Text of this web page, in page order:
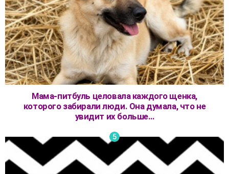
Мама-питбуль целовала каждого щенка,
которого забирали люди. Она думала, что не
увидит их больше…